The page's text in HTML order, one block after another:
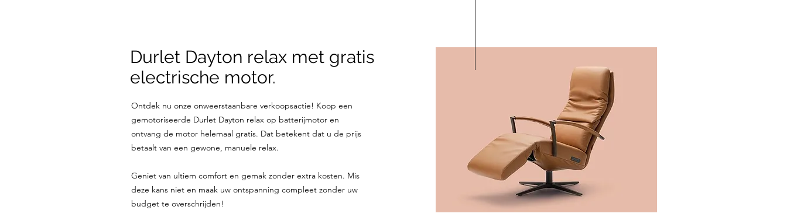
Durlet Dayton relax met gratis
electrische motor.
Ontdek nu onze onweerstaanbare verkoopsactie! Koop een
gemotoriseerde Durlet Dayton relax op batterijmotor en
ontvang de motor helemaal gratis. Dat betekent dat u de prijs
betaalt van een gewone, manuele relax.
Geniet van ultiem comfort en gemak zonder extra kosten. Mis
deze kans niet en maak uw ontspanning compleet zonder uw
budget te overschrijden!